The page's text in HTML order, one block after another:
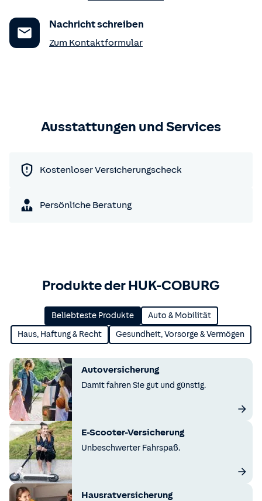
Nachricht schreiben
Zum Kontaktformular
Ausstattungen und Services
Kostenloser Versicherungscheck
Persönliche Beratung
Produkte der HUK-COBURG
Beliebteste Produkte Auto & Mobilität
Haus, Haftung & Recht Gesundheit, Vorsorge & Vermögen
Autoversicherung
Damit fahren Sie gut und günstig.
E-Scooter-Versicherung
Unbeschwerter Fahrspaß.
Hausratversicherung